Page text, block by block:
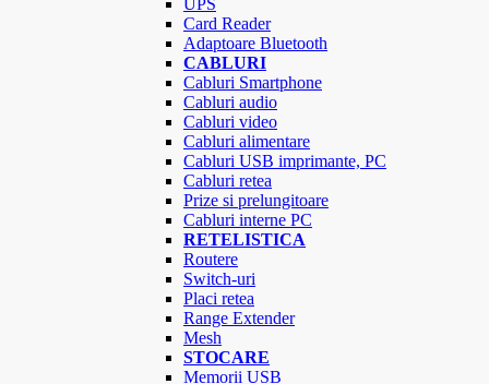
UPS
Card Reader
Adaptoare Bluetooth
CABLURI
Cabluri Smartphone
Cabluri audio
Cabluri video
Cabluri alimentare
Cabluri USB imprimante, PC
Cabluri retea
Prize si prelungitoare
Cabluri interne PC
RETELISTICA
Routere
Switch-uri
Placi retea
Range Extender
Mesh
STOCARE
Memorii USB